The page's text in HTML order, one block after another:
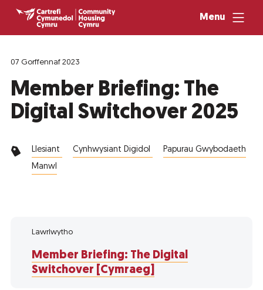
Menu
07 Gorffennaf 2023
Member Briefing: The
Digital Switchover 2025
Llesiant Cynhwysiant Digidol
Papurau Gwybodaeth
Manwl
Lawrlwytho
Member Briefing: The Digital
Switchover [Cymraeg]